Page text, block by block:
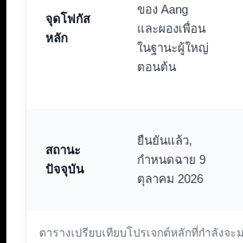
ตารางเปรียบเทียบโปรเจกต์หลักที่กำลังจะ
จุดโฟกัส
หลัก
ของ Aang
และผองเพื่อน
ในฐานะผู้ใหญ่
ตอนต้น
สถานะ
ปัจจุบัน
ยืนยันแล้ว,
กำหนดฉาย 9
ตุลาคม 2026